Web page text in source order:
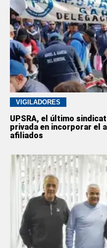
VIGILADORES
UPSRA, el último
privada en incorporar el
afiliados